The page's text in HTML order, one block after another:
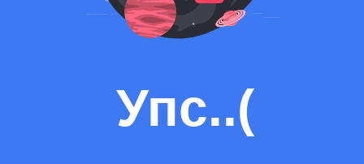
Упс..(